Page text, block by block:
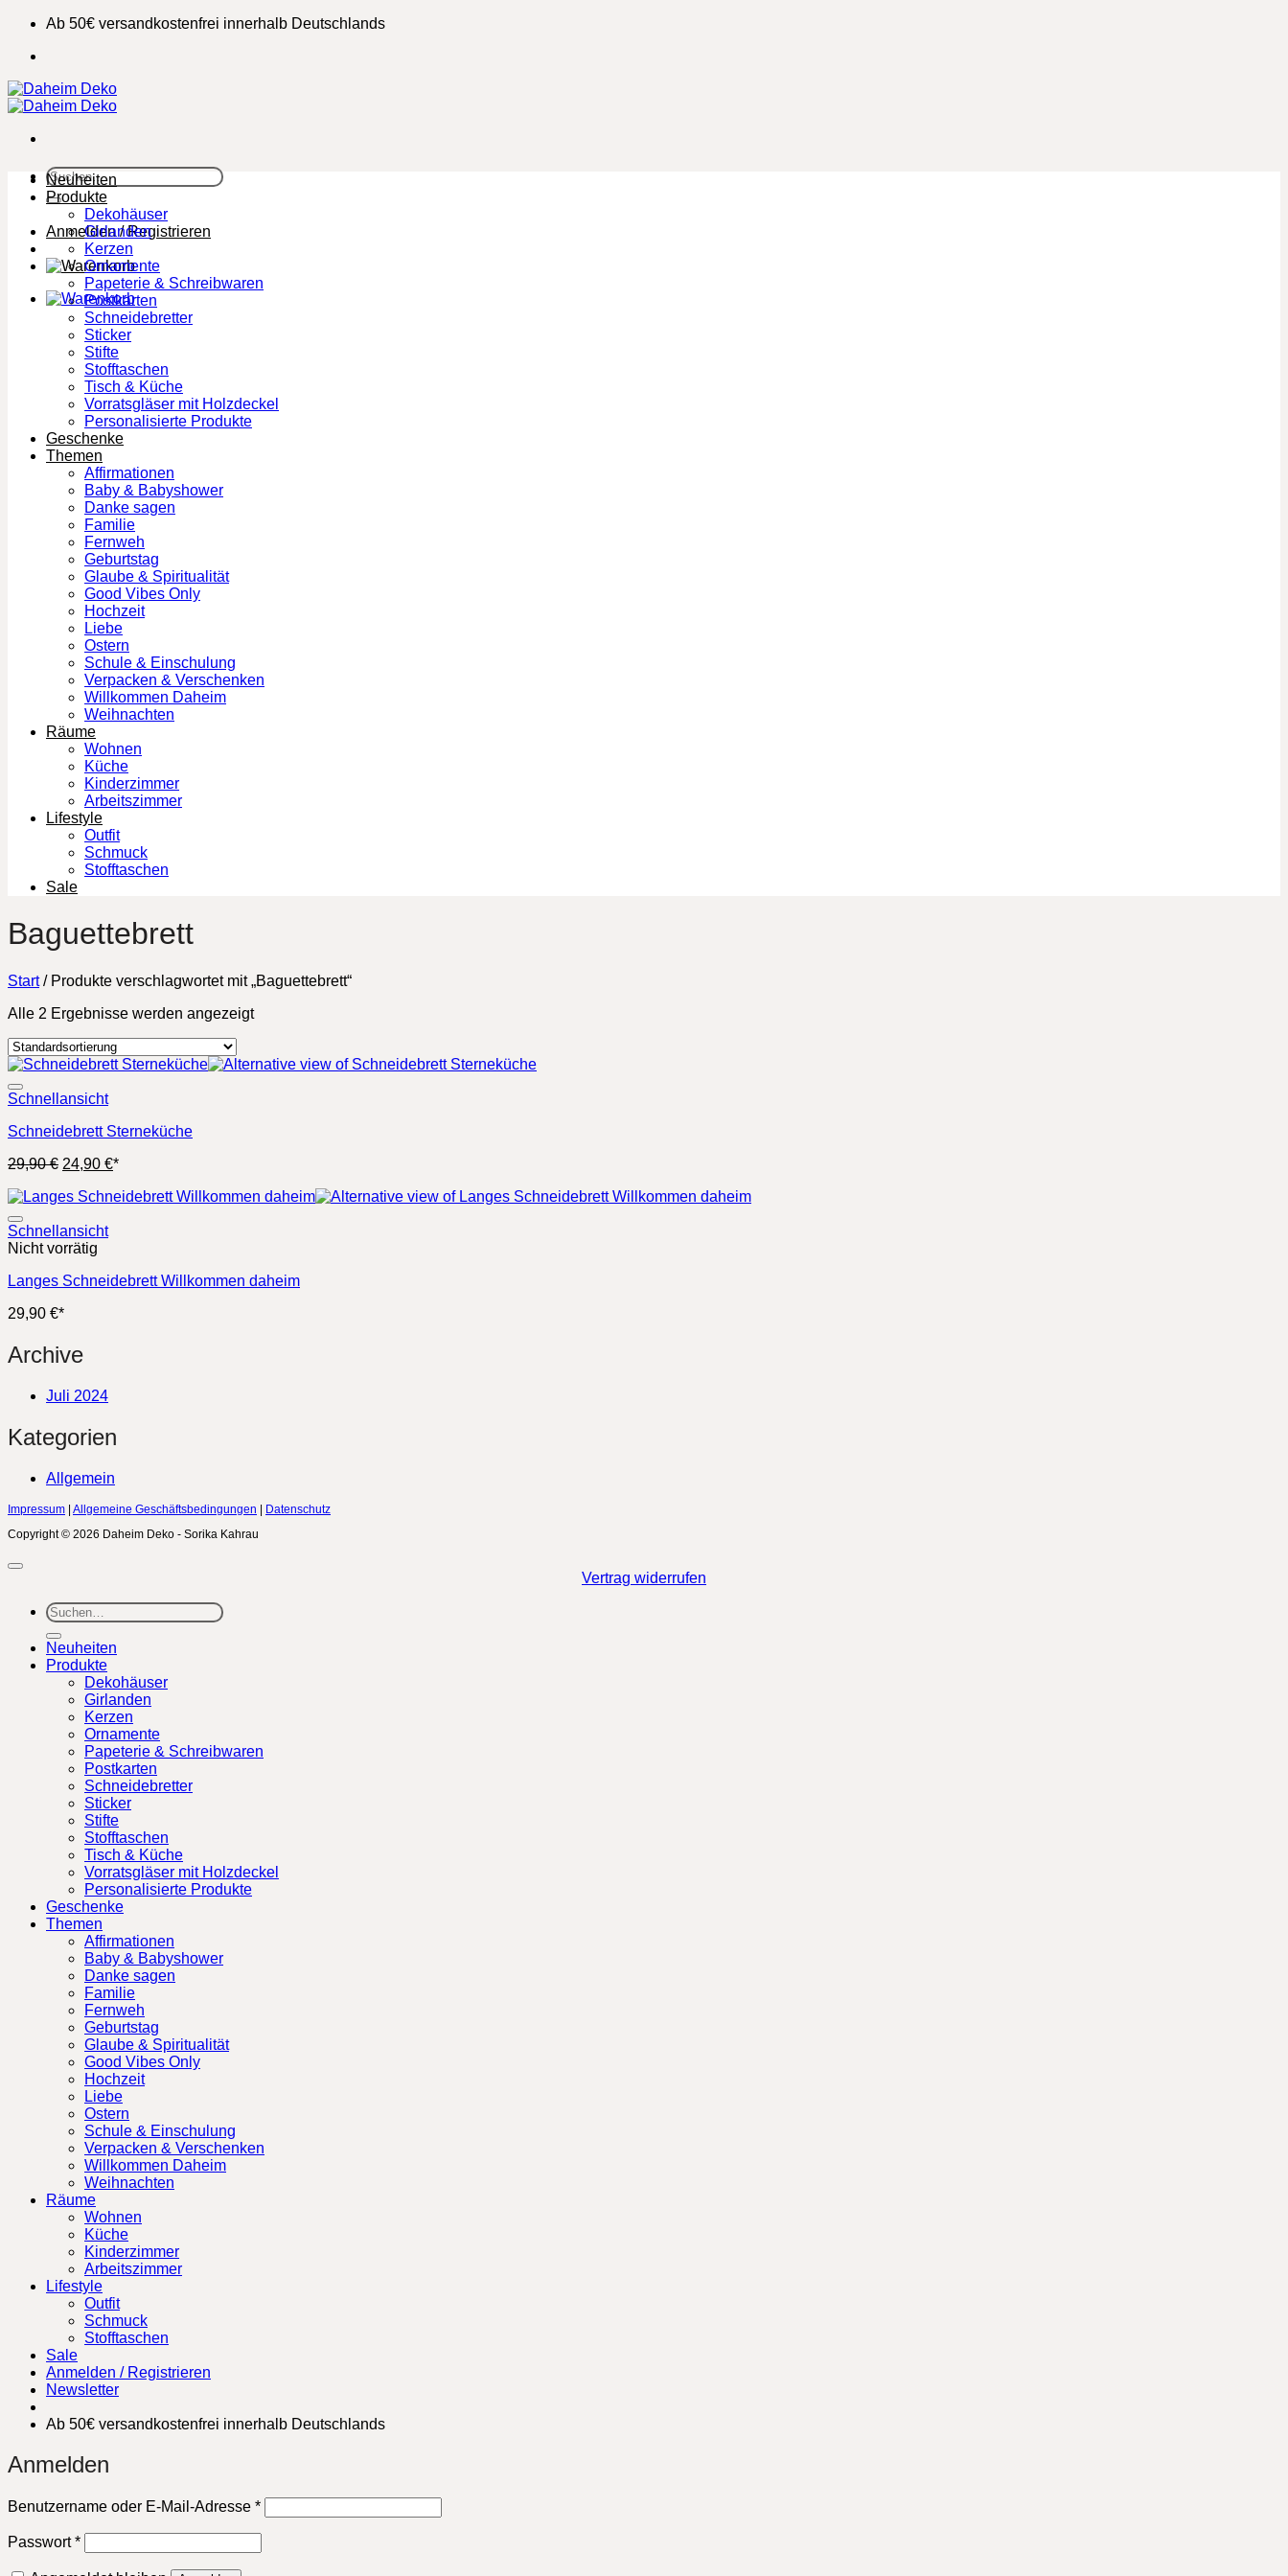
Zum
springen
Ab 50€ versandkostenfrei innerhalb Deutschlands
Suchen
nach:
Anmelden / Registrieren
Neuheiten
Produkte
Dekohäuser
Girlanden
Kerzen
Ornamente
Papeterie & Schreibwaren
Postkarten
Schneidebretter
Sticker
Stifte
Stofftaschen
Tisch & Küche
Vorratsgläser mit Holzdeckel
Personalisierte Produkte
Geschenke
Themen
Affirmationen
Baby & Babyshower
Danke sagen
Familie
Fernweh
Geburtstag
Glaube & Spiritualität
Good Vibes Only
Hochzeit
Liebe
Ostern
Schule & Einschulung
Verpacken & Verschenken
Willkommen Daheim
Weihnachten
Räume
Wohnen
Küche
Kinderzimmer
Arbeitszimmer
Lifestyle
Outfit
Schmuck
Stofftaschen
Sale
Baguettebrett
Start /Produkte verschlagwortet mit „Baguettebrett“
Alle 2 Ergebnisse werden angezeigt
Schnellansicht
Schneidebrett Sterneküche
29,90€ Ursprünglicher
war:
24,90 €Aktueller
ist:
*
Schnellansicht
Nicht vorrätig
Langes Schneidebrett Willkommen daheim
29,90 €*
Archive
Juli 2024
Kategorien
Allgemein
Impressum | Allgemeine Geschäftsbedingungen | Datenschutz
Copyright © 2026 Daheim Deko - Sorika Kahrau
Vertrag widerrufen
Suchen
nach:
Neuheiten
Produkte
Dekohäuser
Girlanden
Kerzen
Ornamente
Papeterie & Schreibwaren
Postkarten
Schneidebretter
Sticker
Stifte
Stofftaschen
Tisch & Küche
Vorratsgläser mit Holzdeckel
Personalisierte Produkte
Geschenke
Themen
Affirmationen
Baby & Babyshower
Danke sagen
Familie
Fernweh
Geburtstag
Glaube & Spiritualität
Good Vibes Only
Hochzeit
Liebe
Ostern
Schule & Einschulung
Verpacken & Verschenken
Willkommen Daheim
Weihnachten
Räume
Wohnen
Küche
Kinderzimmer
Arbeitszimmer
Lifestyle
Outfit
Schmuck
Stofftaschen
Sale
Anmelden / Registrieren
Newsletter
Ab 50€ versandkostenfrei innerhalb Deutschlands
Anmelden
Benutzername oder E-Mail-Adresse *Erforderlich
Passwort*Erforderlich